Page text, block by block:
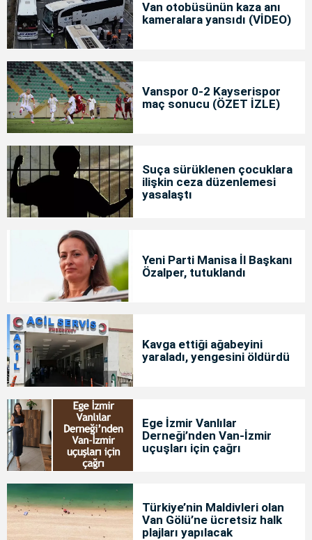
Van otobüsünün kaza anı
kameralara yansıdı (VİDEO)
Vanspor 0-2 Kayserispor
maç sonucu (ÖZET İZLE)
Suça sürüklenen çocuklara
ilişkin ceza düzenlemesi
yasalaştı
Yeni Parti Manisa İl Başkanı
Özalper, tutuklandı
Kavga ettiği ağabeyini
yaraladı, yengesini öldürdü
Ege İzmir Vanlılar
Derneği’nden Van-İzmir
uçuşları için çağrı
Türkiye’nin Maldivleri olan
Van Gölü’ne ücretsiz halk
plajları yapılacak